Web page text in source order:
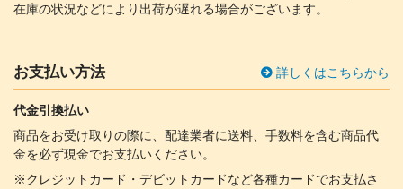
在庫の状況などにより出荷が遅れる場合がございます。
お支払い方法 詳しくはこちらから
代金引換払い
商品をお受け取りの際に、配達業者に送料、手数料を含む商品代
金を必ず現金でお支払いください。
※クレジットカード・デビットカードなど各種カードでお支払さ